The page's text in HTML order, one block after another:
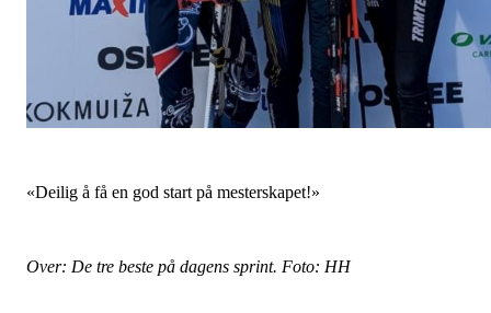
«Deilig å få en god start på mesterskapet!»
Over: De tre beste på dagens sprint. Foto: HH